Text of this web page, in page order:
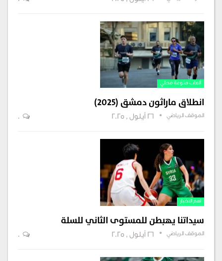
ألعاب منوعة محلي
انطلاق ماراثون دمشق (2025)
الموقف الرياضي 26 أيلول , 2025 0
اهم الاخبار
سيداتنا يهبطن للمستوى الثاني للسلة
الموقف الرياضي 26 أيلول , 2025 0